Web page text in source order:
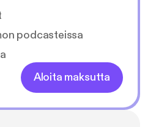
podcasteissa
Aloita maksutta